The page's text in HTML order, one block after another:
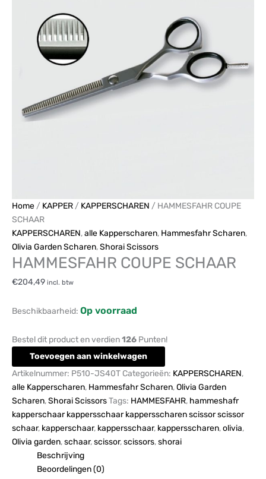
Home / KAPPER / KAPPERSCHAREN / HAMMESFAHR COUPE
SCHAAR
KAPPERSCHAREN,alle Kapperscharen, Hammesfahr Scharen,
Olivia Garden Scharen,Shorai Scissors
HAMMESFAHR COUPE SCHAAR
€204,49 incl. btw
Beschikbaarheid: Op voorraad
Bestel dit product en verdien126 Punten!
Toevoegen aan winkelwagen
Artikelnummer: P510-JS40T Categorieën: KAPPERSCHAREN,
alle Kapperscharen, Hammesfahr Scharen,Olivia Garden
Scharen,Shorai ScissorsTags: HAMMESFAHR, hammeshafr
kapperschaar kappersschaar kappersscharen scissor scissor
schaar, kapperschaar, kappersschaar, kappersscharen,olivia,
Olivia garden,schaar,scissor,scissors,shorai
Beschrijving
Beoordelingen (0)